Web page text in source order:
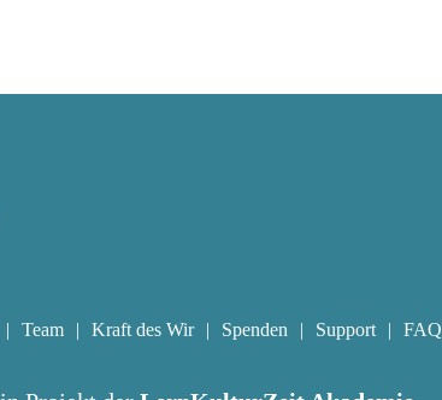
Team Kraft des Wir Spenden Support FAQ